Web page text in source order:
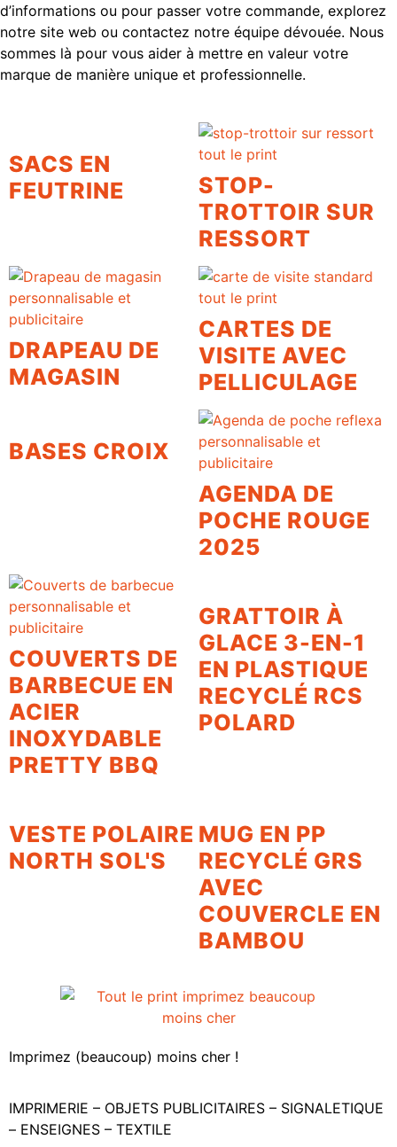
d’informations ou pour passer votre commande, explorez
notre site web ou contactez notre équipe dévouée. Nous
sommes là pour vous aider à mettre en valeur votre
marque de manière unique et professionnelle.
SACS EN
FEUTRINE
STOP-
TROTTOIR SUR
RESSORT
DRAPEAU DE
MAGASIN
CARTES DE
VISITE AVEC
PELLICULAGE
BASES CROIX
AGENDA DE
POCHE ROUGE
2025
COUVERTS DE
BARBECUE EN
ACIER
INOXYDABLE
PRETTY BBQ
GRATTOIR À
GLACE 3-EN-1
EN PLASTIQUE
RECYCLÉ RCS
POLARD
VESTE POLAIRE
NORTH SOL'S
MUG EN PP
RECYCLÉ GRS
AVEC
COUVERCLE EN
BAMBOU
Imprimez (beaucoup) moins cher !
IMPRIMERIE – OBJETS PUBLICITAIRES – SIGNALETIQUE
– ENSEIGNES – TEXTILE